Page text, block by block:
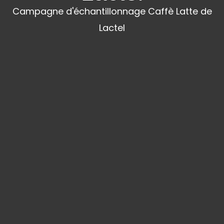
Campagne d'échantillonnage Caffè Latte de
Lactel